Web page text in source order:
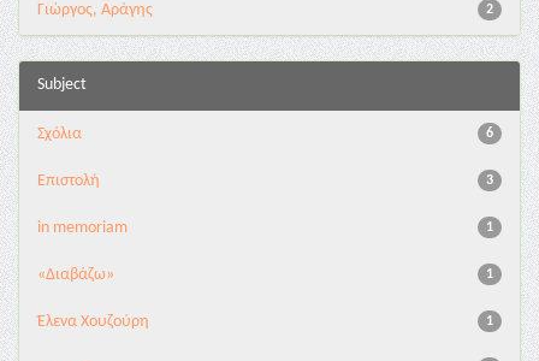
2
Γιώργος, Αράγης
Subject
6
Σχόλια
3
Επιστολή
1
in memoriam
1
«Διαβάζω»
1
Έλενα Χουζούρη